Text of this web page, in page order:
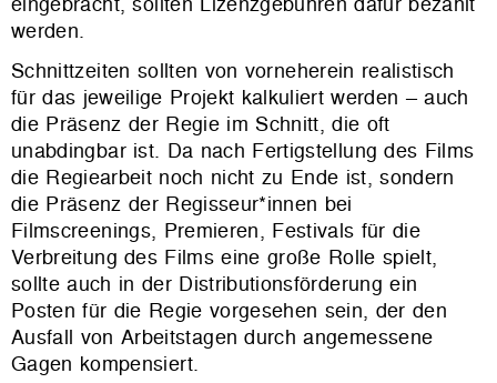
werden.
Schnittzeiten sollten von vorneherein realistisch
für das jeweilige Projekt kalkuliert werden – auch
die Präsenz der Regie im Schnitt, die oft
unabdingbar ist. Da nach Fertigstellung des Films
die Regiearbeit noch nicht zu Ende ist, sondern
die Präsenz der Regisseur*innen bei
Filmscreenings, Premieren, Festivals für die
Verbreitung des Films eine große Rolle spielt,
sollte auch in der Distributionsförderung ein
Posten für die Regie vorgesehen sein, der den
Ausfall von Arbeitstagen durch angemessene
Gagen kompensiert.